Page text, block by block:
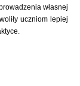
własnej
uczniom lepiej